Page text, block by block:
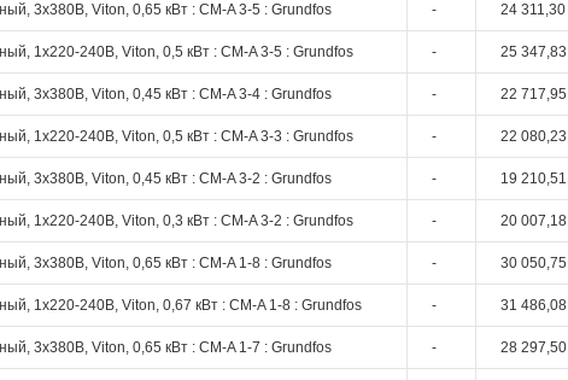
3х380В, Viton, 0,65 кВт : CM-A 3-5 : Grundfos - 24 311,30
1х220-240В, Viton, 0,5 кВт : CM-A 3-5 : Grundfos - 25 347,83
3х380В, Viton, 0,45 кВт : CM-A 3-4 : Grundfos - 22 717,95
1х220-240В, Viton, 0,5 кВт : CM-A 3-3 : Grundfos - 22 080,23
3х380В, Viton, 0,45 кВт : CM-A 3-2 : Grundfos - 19 210,51
1х220-240В, Viton, 0,3 кВт : CM-A 3-2 : Grundfos - 20 007,18
3х380В, Viton, 0,65 кВт : CM-A 1-8 : Grundfos - 30 050,75
1х220-240В, Viton, 0,67 кВт : CM-A 1-8 : Grundfos - 31 486,08
3х380В, Viton, 0,65 кВт : CM-A 1-7 : Grundfos - 28 297,50